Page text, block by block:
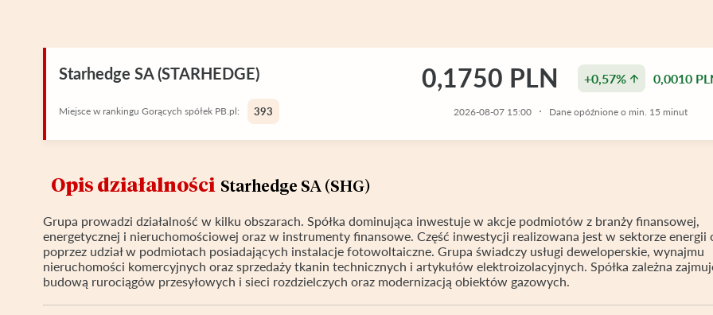
Starhedge SA (STARHEDGE) 0,1750 PLN +0,57% 0,0010
2026-08-07 15:00 Dane opóźnione o min. 15 minut
Miejsce w rankingu Gorących spółek PB.pl: 393
Opis działalności Starhedge SA (SHG)
Grupa prowadzi działalność w kilku obszarach. Spółka dominująca inwestuje w akcje podmiotów z branży finansowej,
energetycznej i nieruchomościowej oraz w instrumenty finansowe. Część inwestycji realizowana jest w sektorze energii
poprzez udział w podmiotach posiadających instalacje fotowoltaiczne. Grupa świadczy usługi deweloperskie, wynajmu
nieruchomości komercyjnych oraz sprzedaży tkanin technicznych i artykułów elektroizolacyjnych. Spółka zależna
budową rurociągów przesyłowych i sieci rozdzielczych oraz modernizacją obiektów gazowych.